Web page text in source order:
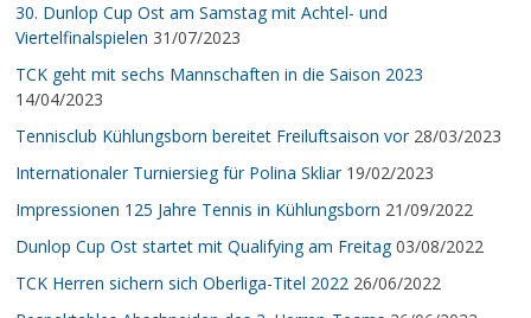
30. Dunlop Cup Ost am Samstag mit Achtel- und
Viertelfinalspielen 31/07/2023
TCK geht mit sechs Mannschaften in die Saison 2023
14/04/2023
Tennisclub Kühlungsborn bereitet Freiluftsaison vor 28/03/2023
Internationaler Turniersieg für Polina Skliar 19/02/2023
Impressionen 125 Jahre Tennis in Kühlungsborn 21/09/2022
Dunlop Cup Ost startet mit Qualifying am Freitag 03/08/2022
TCK Herren sichern sich Oberliga-Titel 2022 26/06/2022